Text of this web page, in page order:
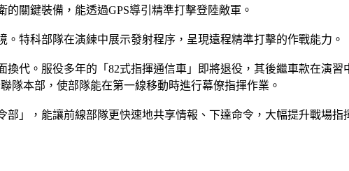
關鍵裝備，能透過GPS導引精準打擊登陸敵軍。
特科部隊在演練中展示發射程序，呈現遠程精準打擊的作戰能力。
代。服役多年的「82式指揮通信車」即將退役，其後繼車款在演
隊本部，使部隊能在第一線移動時進行幕僚指揮作業。
部」，能讓前線部隊更快速地共享情報、下達命令，大幅提升戰場